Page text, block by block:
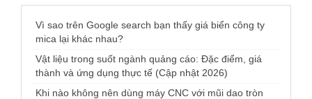
Vì sao trên Google search bạn thấy giá biển công ty
mica lại khác nhau?
Vật liệu trong suốt ngành quảng cáo: Đặc điểm, giá
thành và ứng dụng thực tế (Cập nhật 2026)
Khi nào không nên dùng máy CNC với mũi dao tròn